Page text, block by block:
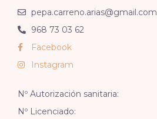
pepa.carreno.arias@gmail.com
968 73 03 62
Facebook
Instagram
Nº Autorización sanitaria:
Nº Licenciado: